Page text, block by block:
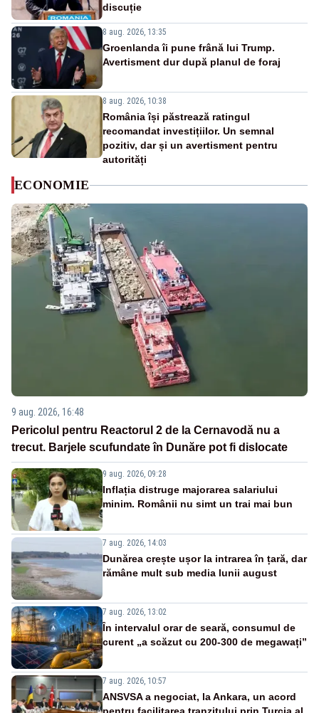
discuție
8 aug. 2026, 13:35
Groenlanda îi pune frână lui Trump.
Avertisment dur după planul de foraj
8 aug. 2026, 10:38
România își păstrează ratingul
recomandat investițiilor. Un semnal
pozitiv, dar și un avertisment pentru
autorități
ECONOMIE
9 aug. 2026, 16:48
Pericolul pentru Reactorul 2 de la Cernavodă nu a
trecut. Barjele scufundate în Dunăre pot fi dislocate
9 aug. 2026, 09:28
Inflația distruge majorarea salariului
minim. Românii nu simt un trai mai bun
7 aug. 2026, 14:03
Dunărea crește ușor la intrarea în țară, dar
rămâne mult sub media lunii august
7 aug. 2026, 13:02
În intervalul orar de seară, consumul de
curent „a scăzut cu 200-300 de megawați”
7 aug. 2026, 10:57
ANSVSA a negociat, la Ankara, un acord